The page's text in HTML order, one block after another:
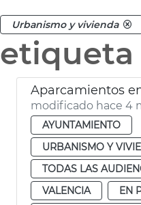
Urbanismo y vivienda
etiqueta
modificado hace 4
AYUNTAMIENTO
URBANISMO Y
TODAS LAS
VALENCIA
EN